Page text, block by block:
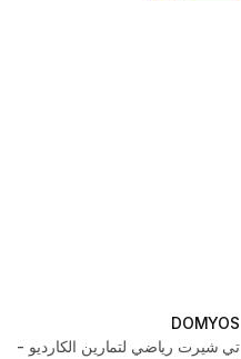
DOMYOS
تي شيرت رياضي لتمارين الكارديو -